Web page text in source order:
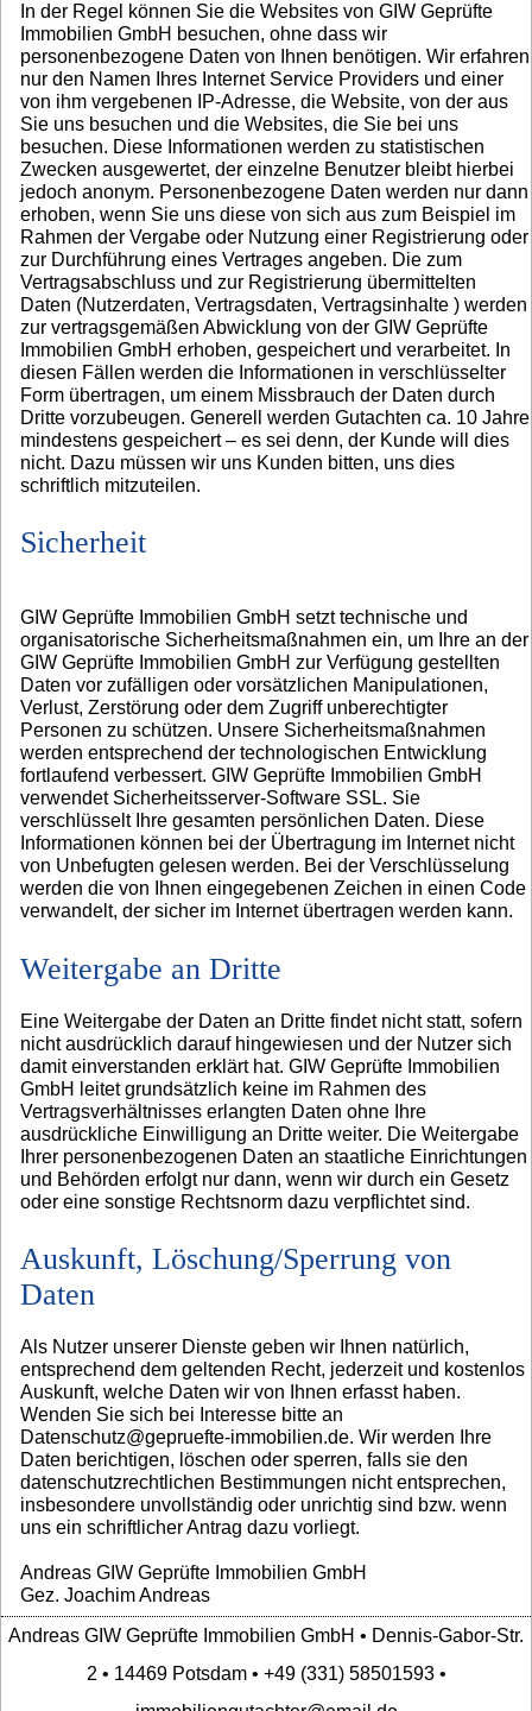
In der Regel können Sie die Websites von GIW Geprüfte
Immobilien GmbH besuchen, ohne dass wir
personenbezogene Daten von Ihnen benötigen. Wir erfahren
nur den Namen Ihres Internet Service Providers und einer
von ihm vergebenen IP-Adresse, die Website, von der aus
Sie uns besuchen und die Websites, die Sie bei uns
besuchen. Diese Informationen werden zu statistischen
Zwecken ausgewertet, der einzelne Benutzer bleibt hierbei
jedoch anonym. Personenbezogene Daten werden nur dann
erhoben, wenn Sie uns diese von sich aus zum Beispiel im
Rahmen der Vergabe oder Nutzung einer Registrierung oder
zur Durchführung eines Vertrages angeben. Die zum
Vertragsabschluss und zur Registrierung übermittelten
Daten (Nutzerdaten, Vertragsdaten, Vertragsinhalte ) werden
zur vertragsgemäßen Abwicklung von der GIW Geprüfte
Immobilien GmbH erhoben, gespeichert und verarbeitet. In
diesen Fällen werden die Informationen in verschlüsselter
Form übertragen, um einem Missbrauch der Daten durch
Dritte vorzubeugen. Generell werden Gutachten ca. 10 Jahre
mindestens gespeichert – es sei denn, der Kunde will dies
nicht. Dazu müssen wir uns Kunden bitten, uns dies
schriftlich mitzuteilen.
Sicherheit
GIW Geprüfte Immobilien GmbH setzt technische und
organisatorische Sicherheitsmaßnahmen ein, um Ihre an der
GIW Geprüfte Immobilien GmbH zur Verfügung gestellten
Daten vor zufälligen oder vorsätzlichen Manipulationen,
Verlust, Zerstörung oder dem Zugriff unberechtigter
Personen zu schützen. Unsere Sicherheitsmaßnahmen
werden entsprechend der technologischen Entwicklung
fortlaufend verbessert. GIW Geprüfte Immobilien GmbH
verwendet Sicherheitsserver-Software SSL. Sie
verschlüsselt Ihre gesamten persönlichen Daten. Diese
Informationen können bei der Übertragung im Internet nicht
von Unbefugten gelesen werden. Bei der Verschlüsselung
werden die von Ihnen eingegebenen Zeichen in einen Code
verwandelt, der sicher im Internet übertragen werden kann.
Weitergabe an Dritte
Eine Weitergabe der Daten an Dritte findet nicht statt, sofern
nicht ausdrücklich darauf hingewiesen und der Nutzer sich
damit einverstanden erklärt hat. GIW Geprüfte Immobilien
GmbH leitet grundsätzlich keine im Rahmen des
Vertragsverhältnisses erlangten Daten ohne Ihre
ausdrückliche Einwilligung an Dritte weiter. Die Weitergabe
Ihrer personenbezogenen Daten an staatliche Einrichtungen
und Behörden erfolgt nur dann, wenn wir durch ein Gesetz
oder eine sonstige Rechtsnorm dazu verpflichtet sind.
Auskunft, Löschung/Sperrung von
Daten
Als Nutzer unserer Dienste geben wir Ihnen natürlich,
entsprechend dem geltenden Recht, jederzeit und kostenlos
Auskunft, welche Daten wir von Ihnen erfasst haben.
Wenden Sie sich bei Interesse bitte an
Datenschutz@gepruefte-immobilien.de. Wir werden Ihre
Daten berichtigen, löschen oder sperren, falls sie den
datenschutzrechtlichen Bestimmungen nicht entsprechen,
insbesondere unvollständig oder unrichtig sind bzw. wenn
uns ein schriftlicher Antrag dazu vorliegt.
Andreas GIW Geprüfte Immobilien GmbH
Gez. Joachim Andreas
Andreas GIW Geprüfte Immobilien GmbH • Dennis-Gabor-Str.
2 • 14469 Potsdam • +49 (331) 58501593 •